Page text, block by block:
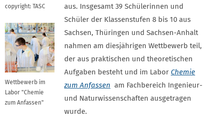
copyright: TASC
Wettbewerb im
Labor "Chemie
zum Anfassen"
aus. Insgesamt 39 Schülerinnen und
Schüler der Klassenstufen 8 bis 10 aus
Sachsen, Thüringen und Sachsen-Anhalt
nahmen am diesjährigen Wettbewerb teil,
der aus praktischen und theoretischen
Aufgaben besteht und im Labor Chemie
zum Anfassen am Fachbereich Ingenieur-
und Naturwissenschaften ausgetragen
wurde.